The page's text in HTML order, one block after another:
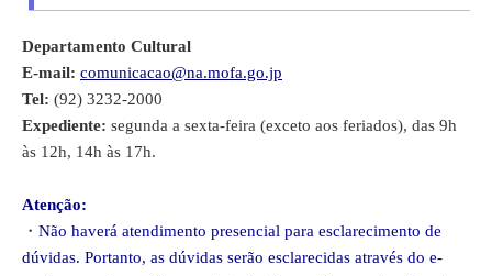
Departamento Cultural
E-mail: comunicacao@na.mofa.go.jp
Tel: (92) 3232-2000
Expediente: segunda a sexta-feira (exceto aos feriados), das 9h
às 12h, 14h às 17h.
Atenção:
・ Não haverá atendimento presencial para esclarecimento de
dúvidas. Portanto, as dúvidas serão esclarecidas através do e-